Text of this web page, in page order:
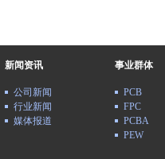
新闻资讯
公司新闻
行业新闻
媒体报道
事业群体
PCB
FPC
PCBA
PEW